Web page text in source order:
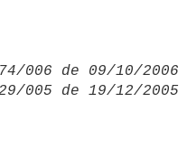
006 de 09/10/
529/005 de 19/12/